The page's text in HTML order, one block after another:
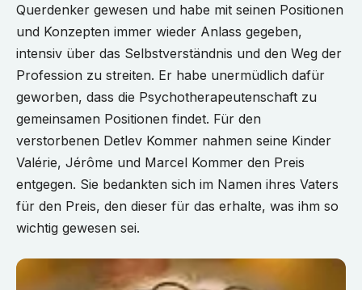
Querdenker gewesen und habe mit seinen Positionen
und Konzepten immer wieder Anlass gegeben,
intensiv über das Selbstverständnis und den Weg der
Profession zu streiten. Er habe unermüdlich dafür
geworben, dass die Psychotherapeutenschaft zu
gemeinsamen Positionen findet. Für den
verstorbenen Detlev Kommer nahmen seine Kinder
Valérie, Jérôme und Marcel Kommer den Preis
entgegen. Sie bedankten sich im Namen ihres Vaters
für den Preis, den dieser für das erhalte, was ihm so
wichtig gewesen sei.